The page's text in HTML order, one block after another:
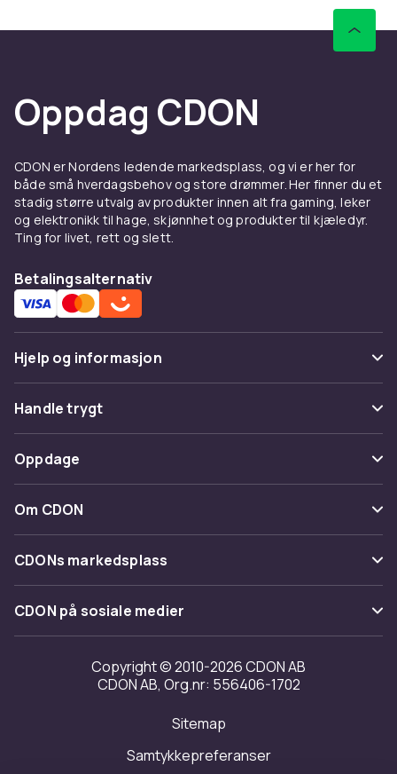
Oppdag CDON
CDON er Nordens ledende markedsplass, og vi er her for
både små hverdagsbehov og store drømmer. Her finner du et
stadig større utvalg av produkter innen alt fra gaming, leker
og elektronikk til hage, skjønnhet og produkter til kjæledyr.
Ting for livet, rett og slett.
Betalingsalternativ
Hjelp og informasjon
Vanlige spørsmål
Spor pakke
Angre & returner her
Kontakt oss
Handle trygt
Betaling
Levering
Tilbakekallinger
Oppdage
Kategorier
Varemerker
Om CDON
Om oss
Kundeanmeldelser
Jobbe på CDON
Investor relations
Tilgjengelighet
CDONs markedsplass
Merchant Help Center
CDON på sosiale medier
Copyright © 2010-2026 CDON AB
CDON AB, Org.nr: 556406-1702
Sitemap
Samtykkepreferanser